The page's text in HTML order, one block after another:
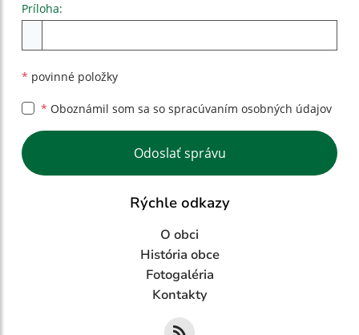
Príloha:
* povinné položky
* Oboznámil som sa so spracúvaním osobných údajov
Google reCaptcha Response
Odoslať správu
Rýchle odkazy
O obci
História obce
Fotogaléria
Kontakty